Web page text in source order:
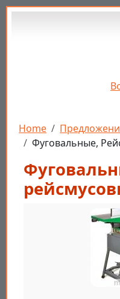
Перейти к основному
Строка
Home
Фуговальные,